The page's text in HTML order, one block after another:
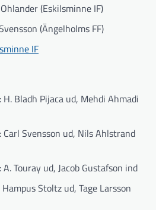
(Eskilsminne IF)
(Ängelholms FF)
IF
H. Bladh Pijaca ud, Mehdi Ahmadi
Carl Svensson ud, Nils Ahlstrand
A. Touray ud, Jacob Gustafson ind
Stoltz ud, Tage Larsson